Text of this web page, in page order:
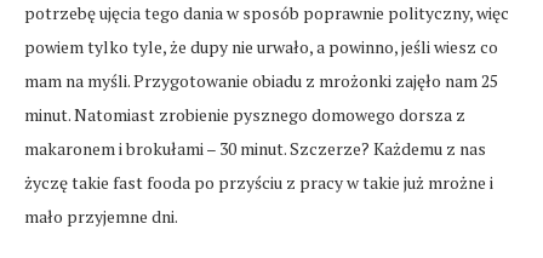
potrzebę ujęcia tego dania w sposób poprawnie polityczny, więc
powiem tylko tyle, że dupy nie urwało, a powinno, jeśli wiesz co
mam na myśli. Przygotowanie obiadu z mrożonki zajęło nam 25
minut. Natomiast zrobienie pysznego domowego dorsza z
makaronem i brokułami – 30 minut. Szczerze? Każdemu z nas
życzę takie fast fooda po przyściu z pracy w takie już mrożne i
mało przyjemne dni.